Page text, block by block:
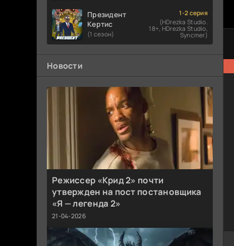
Президент
Кертис
(1 сезон)
1-2 серия
(HDrezka Studio.
18+, HDrezka Studio,
Syncmer)
Новости
Режиссер «Крид 2» почти
утвержден на пост постановщика
«Я — легенда 2»
21-04-2026